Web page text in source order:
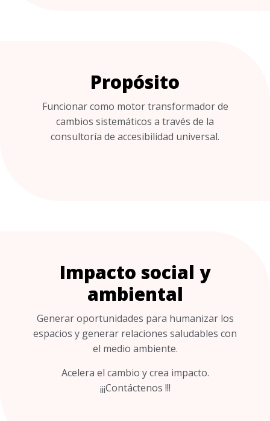
Propósito
Funcionar como motor transformador de
cambios sistemáticos a través de la
consultoría de accesibilidad universal.
Impacto social y
ambiental
Generar oportunidades para humanizar los
espacios y generar relaciones saludables con
el medio ambiente.
Acelera el cambio y crea impacto.
¡¡¡Contáctenos !!!